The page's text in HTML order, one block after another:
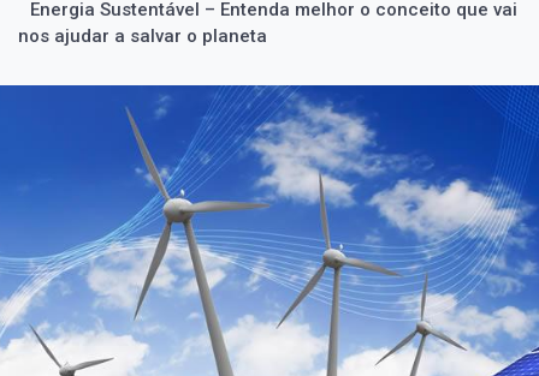
Energia Sustentável – Entenda melhor o conceito que vai
nos ajudar a salvar o planeta